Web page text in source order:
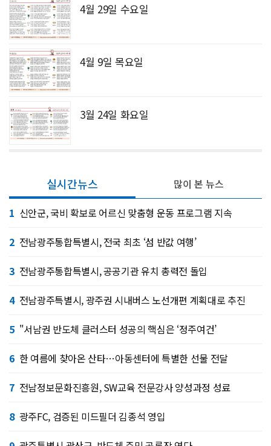
4월 29일 수요일
4월 9일 목요일
3월 24일 화요일
실시간뉴스
1 신안군, 국비 확보로 어르신 맞춤형 운동 프로그램 지속
2 전남광주통합특별시, 전국 최초 ‘섬 반값 여행’
3 전남광주통합특별시, 공공기관 유치 총력전 돌입
4 전남광주특별시, 광주권 시내버스 노선개편 계획대로 추진
5 "서남권 반도체 클러스터 성공의 핵심은 ‘정주여건’
6 한 여름에 찾아온 산타…아동센터에 특별한 선물 전달
7 전남정보문화진흥원, SW교육 전문강사 양성과정 성료
8 광주FC, 검증된 미드필더 김종석 영입
많이 본 뉴스